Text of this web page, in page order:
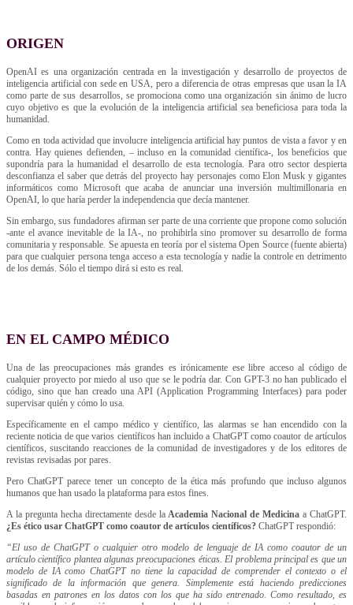
ORIGEN
OpenAI es una organización centrada en la investigación y desarrollo de proyectos de
inteligencia artificial con sede en USA, pero a diferencia de otras empresas que usan la IA
como parte de sus desarrollos, se promociona como una organización sin ánimo de lucro
cuyo objetivo es que la evolución de la inteligencia artificial sea beneficiosa para toda la
humanidad.
Como en toda actividad que involucre inteligencia artificial hay puntos de vista a favor y en
contra. Hay quienes defienden, – incluso en la comunidad científica-, los beneficios que
supondría para la humanidad el desarrollo de esta tecnología. Para otro sector despierta
desconfianza el saber que detrás del proyecto hay personajes como Elon Musk y gigantes
informáticos como Microsoft que acaba de anunciar una inversión multimillonaria en
OpenAI, lo que haría perder la independencia que decía mantener.
Sin embargo, sus fundadores afirman ser parte de una corriente que propone como solución
-ante el avance inevitable de la IA-, no prohibirla sino promover su desarrollo de forma
comunitaria y responsable. Se apuesta en teoría por el sistema Open Source (fuente abierta)
para que cualquier persona tenga acceso a esta tecnología y nadie la controle en detrimento
de los demás. Sólo el tiempo dirá si esto es real.
EN EL CAMPO MÉDICO
Una de las preocupaciones más grandes es irónicamente ese libre acceso al código de
cualquier proyecto por miedo al uso que se le podría dar. Con GPT-3 no han publicado el
código, sino que han creado una API (Application Programming Interfaces) para poder
supervisar quién y cómo lo usa.
Específicamente en el campo médico y científico, las alarmas se han encendido con la
reciente noticia de que varios científicos han incluido a ChatGPT como coautor de artículos
científicos, suscitando reacciones de la comunidad de investigadores y de los editores de
revistas revisadas por pares.
Pero ChatGPT parece tener un concepto de la ética más profundo que incluso algunos
humanos que han usado la plataforma para estos fines.
A la pregunta hecha directamente desde la Academia Nacional de Medicina a ChatGPT.
¿Es ético usar ChatGPT como coautor de artículos científicos? ChatGPT respondió:
“El uso de ChatGPT o cualquier otro modelo de lenguaje de IA como coautor de un
artículo científico plantea algunas preocupaciones éticas. El problema principal es que un
modelo de IA como ChatGPT no tiene la capacidad de comprender el contexto o el
significado de la información que genera. Simplemente está haciendo predicciones
basadas en patrones en los datos con los que ha sido entrenado. Como resultado, es